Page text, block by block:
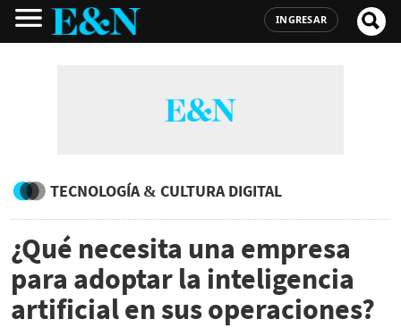
INGRESAR
TECNOLOGÍA & CULTURA DIGITAL
¿Qué necesita una empresa
para adoptar la inteligencia
artificial en sus operaciones?